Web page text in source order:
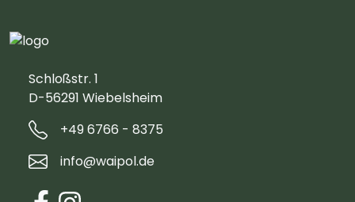
Schloßstr. 1
D-56291 Wiebelsheim
+49 6766 - 8375
info@waipol.de